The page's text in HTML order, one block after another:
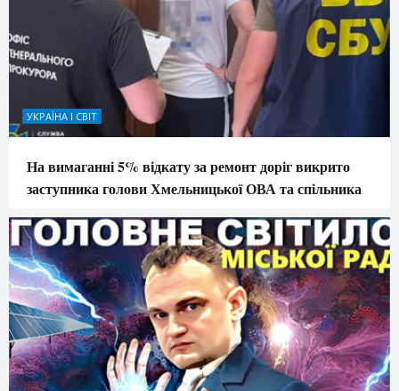
УКРАЇНА І СВІТ
На вимаганні 5% відкату за ремонт доріг викрито
заступника голови Хмельницької ОВА та спільника